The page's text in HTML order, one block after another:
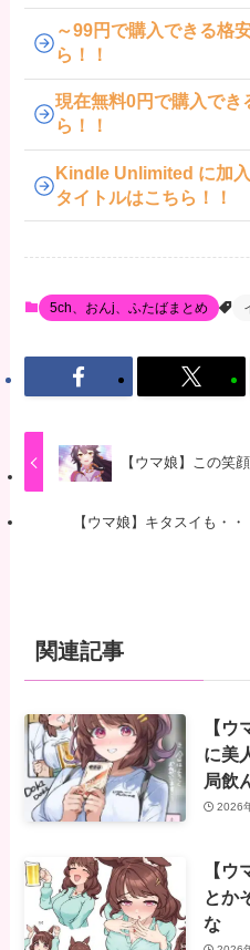
～99円で購入できる格
ら！！
現在無料0円で購入で
ら！！
Kindle Unlimited に加
タイトルはこちら！！
5ch、おんj、ふたばまとめ
【ウマ娘】この笑
【ウマ娘】キタスイも・
関連記事
【
に美
局飲
2026
【
とか
な